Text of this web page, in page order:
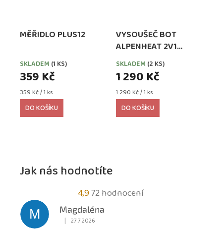
MĚŘIDLO PLUS12
SKLADEM (1 KS)
359 Kč
Měrná
cena:
359 Kč / 1 ks
DO KOŠÍKU
VYSOUŠEČ BOT
ALPENHEAT 2V1
CIRCULATION -
ORANŽOVÝ
SKLADEM (2 KS)
1 290 Kč
Měrná
cena:
1 290 Kč / 1 ks
DO KOŠÍKU
Jak nás hodnotíte
4,9Průměrné
hodnocení
obchodu
72 hodnocení
M
Magdaléna
Hodnocení obchodu je 5 z 5 hvězdiček.
| 27.7.2026